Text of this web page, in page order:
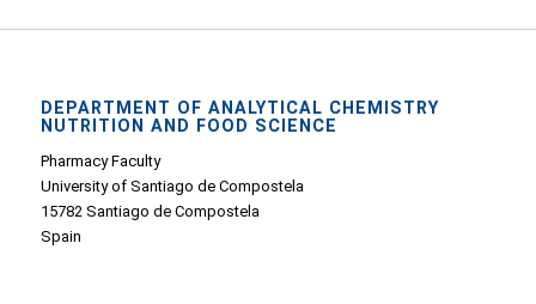
DEPARTMENT OF ANALYTICAL CHEMISTRY
NUTRITION AND FOOD SCIENCE
Pharmacy Faculty
University of Santiago de Compostela
15782 Santiago de Compostela
Spain